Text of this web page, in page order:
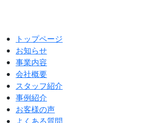
トップページ
お知らせ
事業内容
会社概要
スタッフ紹介
事例紹介
お客様の声